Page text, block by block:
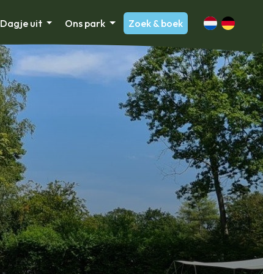
Dagje uit Ons park Zoek & boek